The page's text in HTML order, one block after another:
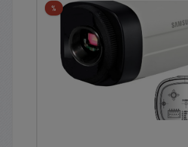
%Rabatt